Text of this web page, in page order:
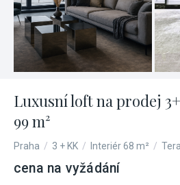
Luxusní loft na prodej
99 m²
Praha / 3 + KK / Interiér 68 m² /
cena na vyžádání